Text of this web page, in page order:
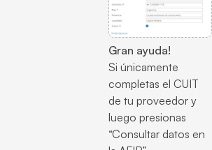
Gran ayuda!
Si únicamente
completas el CUIT
de tu proveedor y
luego presionas
“Consultar datos en